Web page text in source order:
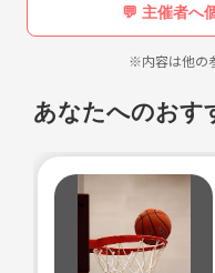
💬 主催者へ
※内容は他の
あなたへのおす